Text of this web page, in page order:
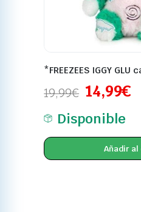
*FREEZEES IGGY GLU
19,99€ 14,99€
Disponible
Añadir